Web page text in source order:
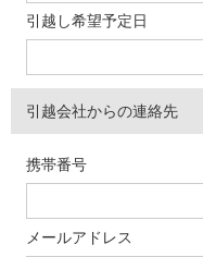
引越し希望予定日
引越会社からの連絡先
携帯番号
メールアドレス